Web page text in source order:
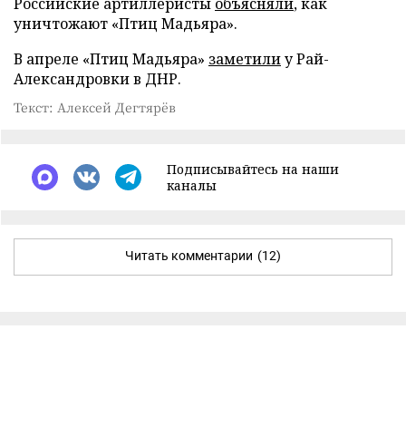
уничтожают «Птиц Мадьяра».
В апреле «Птиц Мадьяра» заметилиу Рай-
Александровки в ДНР.
Текст: Алексей Дегтярёв
Подписывайтесь на наши
каналы
Читать комментарии (12)